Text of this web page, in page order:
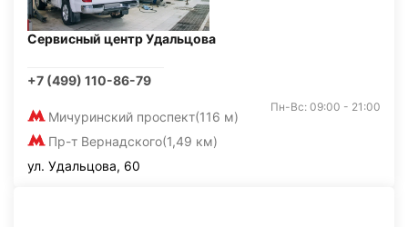
Сервисный центр Удальцова
+7 (499) 110-86-79
Мичуринский проспект(116 м)
Пр-т Вернадского(1,49 км)
Пн-Вс: 09:00 - 21:00
ул. Удальцова, 60